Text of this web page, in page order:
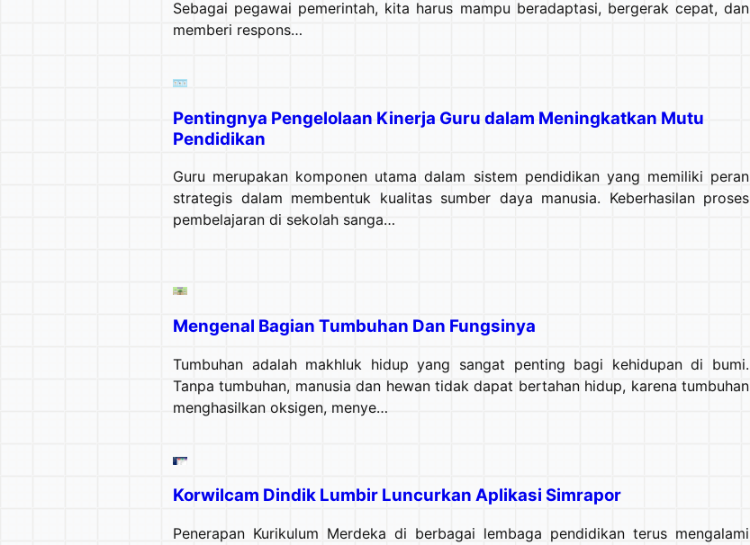
Sebagai pegawai pemerintah, kita harus mampu beradaptasi, bergerak cepat, dan
memberi respons…
Pentingnya Pengelolaan Kinerja Guru dalam Meningkatkan Mutu
Pendidikan
Guru merupakan komponen utama dalam sistem pendidikan yang memiliki peran
strategis dalam membentuk kualitas sumber daya manusia. Keberhasilan proses
pembelajaran di sekolah sanga…
Mengenal Bagian Tumbuhan Dan Fungsinya
Tumbuhan adalah makhluk hidup yang sangat penting bagi kehidupan di bumi.
Tanpa tumbuhan, manusia dan hewan tidak dapat bertahan hidup, karena tumbuhan
menghasilkan oksigen, menye…
Korwilcam Dindik Lumbir Luncurkan Aplikasi Simrapor
Penerapan Kurikulum Merdeka di berbagai lembaga pendidikan terus mengalami